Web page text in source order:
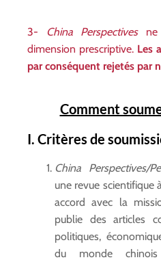
3- China Perspectivesne
dimension prescriptive. Les
par conséquent rejetés par
Comment
I. Critères de
China Perspectives/
une revue scientifique
accord avec la
publie des articles
politiques,
du monde chinois